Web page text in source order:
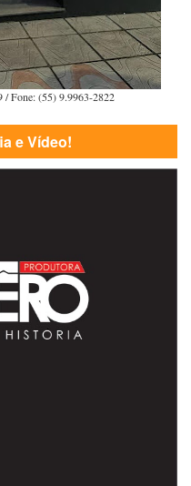
Fone: (55) 9.9963-2822
e Vídeo!